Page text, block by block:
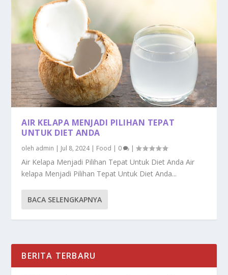
AIR KELAPA MENJADI PILIHAN TEPAT
UNTUK DIET ANDA
oleh admin | Jul 8, 2024| Food | 0 |
Air Kelapa Menjadi Pilihan Tepat Untuk Diet Anda Air
kelapa Menjadi Pilihan Tepat Untuk Diet Anda...
BACA SELENGKAPNYA
BERITA TERBARU